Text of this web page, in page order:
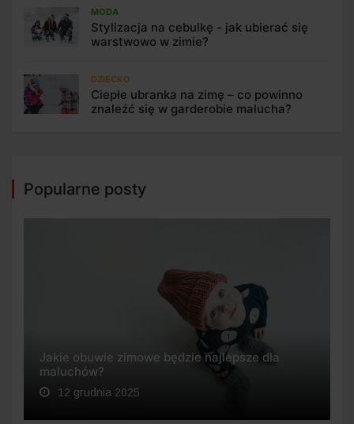
MODA
Stylizacja na cebulkę - jak ubierać się
warstwowo w zimie?
DZIECKO
Ciepłe ubranka na zimę – co powinno
znaleźć się w garderobie malucha?
Popularne posty
Jakie obuwie zimowe będzie najlepsze dla
maluchów?
12 grudnia 2025